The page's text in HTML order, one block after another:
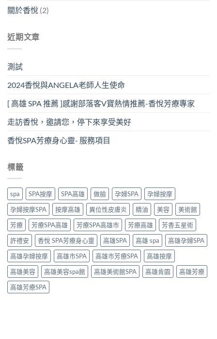
關於香悅 (2)
近期文章
測試
2024香悅與ANGELA老師人生使命
[ 高雄 SPA 推薦 ]感謝部落客V寶熱情推薦-香悅芳療專家
走訪香悅，邀請您，停下來享受美好
香悅SPA芳療身心靈- 服務項目
標籤
spa SPA按摩 SPA高雄 做臉 孕婦SPA
孕婦按摩
孕婦按摩SPA
按摩高雄 異位性皮膚炎 精油 美容
美術館
芳療
芳療SPA高雄 芳療SPA高雄市 芳療高雄
芳香五星術
許禮安
香悅 SPA芳療身心靈 高雄SPA 高雄 spa
高雄孕婦SPA
高雄孕婦按摩
高雄市SPA 高雄市芳療SPA
高雄按摩
高雄美容
高雄美容spa館 高雄美術館SPA 高雄肯園
高雄芳療
高雄芳療SPA